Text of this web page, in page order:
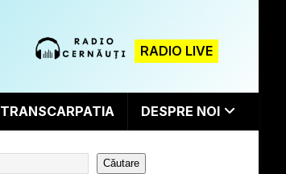
RADIO LIVE
TRANSCARPATIA DESPRE NOI
Căutare